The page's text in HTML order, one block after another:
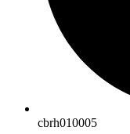
cbrh010005